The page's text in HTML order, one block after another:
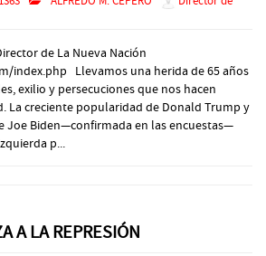
de La Nueva Nación
index.php Llevamos una herida de 65 años
exilio y persecuciones que nos hacen
La creciente popularidad de Donald Trump y
Joe Biden—confirmada en las encuestas—
p...
A LA REPRESIÓN